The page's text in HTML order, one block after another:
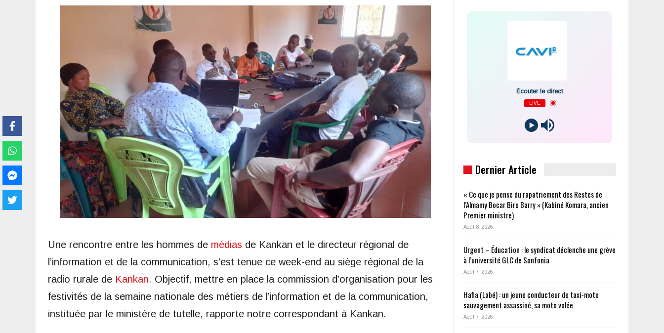
Une rencontre entre les hommes de médias de Kankan et le directeur régional de
l’information et de la communication, s’est tenue ce week-end au siège régional de la
radio rurale de Kankan. Objectif, mettre en place la commission d’organisation pour les
festivités de la semaine nationale des métiers de l’information et de la communication,
instituée par le ministère de tutelle, rapporte notre correspondant à Kankan.
Écouter le direct
LIVE
Dernier Article
« Ce que je pense du rapatriement des Restes de
l’Almamy Bocar Biro Barry » (Kabiné Komara, ancien
Premier ministre)
Août 8, 2026
Urgent – Éducation : le syndicat déclenche une grève
à l’université GLC de Sonfonia
Août 7, 2026
Hafia (Labé) : un jeune conducteur de taxi-moto
sauvagement assassiné, sa moto volée
Août 7, 2026